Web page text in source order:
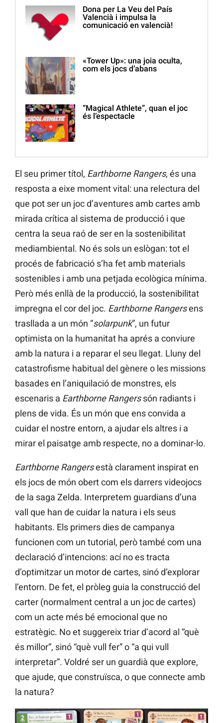
Dona per La Veu del País
Valencià i impulsa la
comunicació en valencià!
«Tower Up»: una joia oculta,
com els jocs d’abans
“Magical Athlete”, quan el joc
és l’espectacle
El seu primer títol, Earthborne Rangers, és una
resposta a eixe moment vital: una relectura del
que pot ser un joc d’aventures amb cartes amb
mirada crítica al sistema de producció i que
centra la seua raó de ser en la sostenibilitat
mediambiental. No és sols un eslògan: tot el
procés de fabricació s’ha fet amb materials
sostenibles i amb una petjada ecològica mínima.
Però més enllà de la producció, la sostenibilitat
impregna el cor del joc. Earthborne Rangersens
trasllada a un món “solarpunk”, un futur
optimista on la humanitat ha aprés a conviure
amb la natura i a reparar el seu llegat. Lluny del
catastrofisme habitual del gènere o les missions
basades en l’aniquilació de monstres, els
escenaris a Earthborne Rangerssón radiants i
plens de vida. És un món que ens convida a
cuidar el nostre entorn, a ajudar els altres i a
mirar el paisatge amb respecte, no a dominar-lo.
Earthborne Rangersestà clarament inspirat en
els jocs de món obert com els darrers videojocs
de la saga Zelda. Interpretem guardians d’una
vall que han de cuidar la natura i els seus
habitants. Els primers dies de campanya
funcionen com un tutorial, però també com una
declaració d’intencions: ací no es tracta
d’optimitzar un motor de cartes, sinó d’explorar
l’entorn. De fet, el pròleg guia la construcció del
carter (normalment central a un joc de cartes)
com un acte més bé emocional que no
estratègic. No et suggereix triar d’acord al “què
és millor”, sinó “què vull fer” o “a qui vull
interpretar”. Voldré ser un guardià que explore,
que ajude, que construïsca, o que connecte amb
la natura?